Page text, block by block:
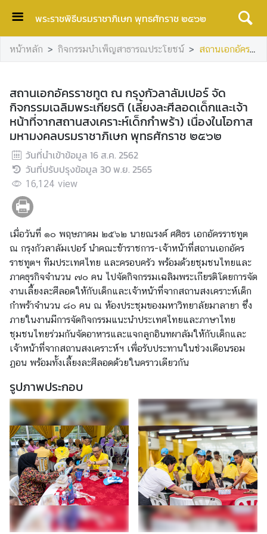
พระราชพิธีบรมราชาภิเษก พุทธศักราช ๒๕๖๒
ห
น้
ลั
ก
กิ
จ
ก
ร
ม
า
ง
ศ
า
ส
น
า
ถ
ว
า
เ
น
พ
ร
ะ
ร
า
ช
กุ
หน้าหลัก กิจกรรมบำเพ็ญสาธารณประโยชน์ สถานเอกอัครราชทูต ณ กรุงกัวลาลัมเปอร์ จัดกิจกรรมเฉลิมพระเกียรติ (เลี้ยงละศีลอดเด็กและเจ้าหน้าที่จากสถานสงเคราะห์เด็กกำพร้า) เนื่องในโอกาสมหามงคลบรมราชาภิเษก พุทธศักราช ๒๕๖๒
สถานเอกอัครราชทูต ณ กรุงกัวลาลัมเปอร์ จัด
กิจกรรมเฉลิมพระเกียรติ (เลี้ยงละศีลอดเด็กและเจ้า
หน้าที่จากสถานสงเคราะห์เด็กกำพร้า) เนื่องในโอกาส
มหามงคลบรมราชาภิเษก พุทธศักราช ๒๕๖๒
วันที่นำเข้าข้อมูล 16 ส.ค. 2562
วันที่ปรับปรุงข้อมูล 30 พ.ย. 2565
16,124 view
เมื่อวันที่ ๑๐ พฤษภาคม ๒๕๖๒ นายณรงค์ ศศิธร เอกอัครราชทูต
ณ กรุงกัวลาลัมเปอร์ นำคณะข้าราชการ-เจ้าหน้าที่สถานเอกอัคร
ราชทูตฯ ทีมประเทศไทย และครอบครัว พร้อมด้วยชุมชนไทยและ
ภาคธุรกิจจำนวน ๗๐ คน ไปจัดกิจกรรมเฉลิมพระเกียรติโดยการจัด
งานเลี้ยงละศีลอดให้กับเด็กและเจ้าหน้าที่จากสถานสงเคราะห์เด็ก
กำพร้าจำนวน ๘๐ คน ณ ห้องประชุมของมหาวิทยาลัยมาลายา ซึ่ง
ภายในงานมีการจัดกิจกรรมแนะนำประเทศไทยและภาษาไทย
ชุมชนไทยร่วมกันจัดอาหารและแจกลูกอินทผาลัมให้กับเด็กและ
เจ้าหน้าที่จากสถานสงเคราะห์ฯ เพื่อรับประทานในช่วงเดือนรอม
ฏอน พร้อมทั้งเลี้ยงละศีลอดด้วยในคราวเดียวกัน
รูปภาพประกอบ